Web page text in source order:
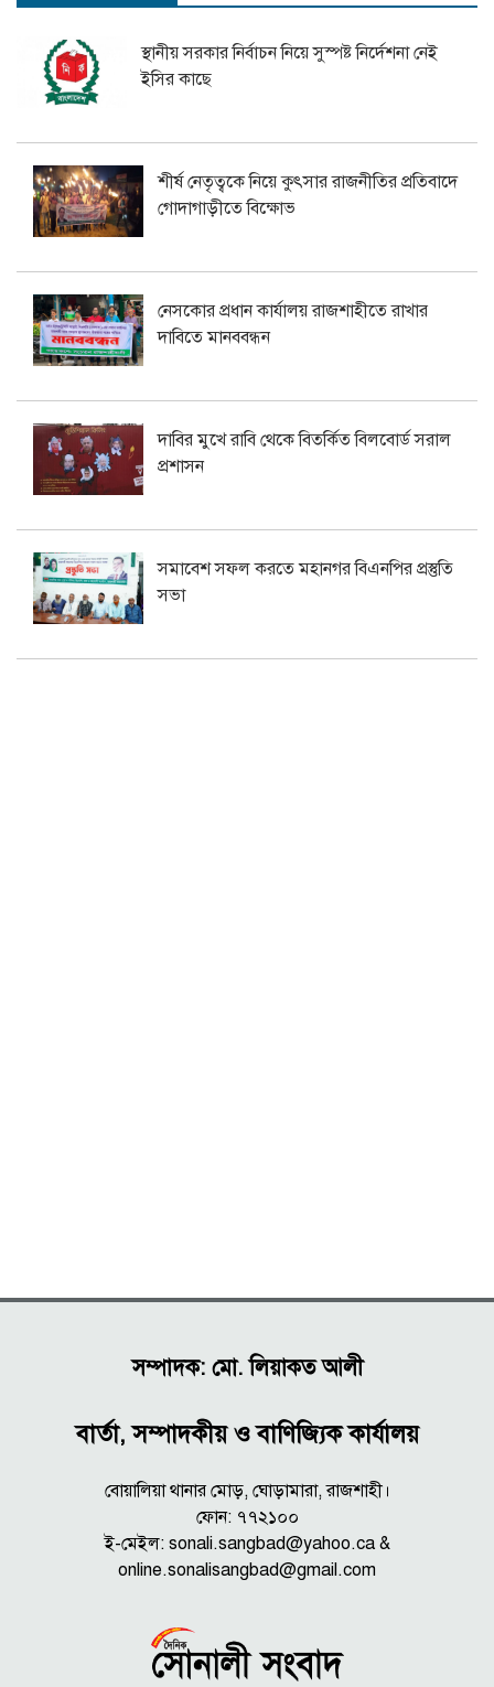
স্থানীয় সরকার নির্বাচন নিয়ে সুস্পষ্ট নির্দেশনা নেই
ইসির কাছে
শীর্ষ নেতৃত্বকে নিয়ে কুৎসার রাজনীতির প্রতিবাদে
গোদাগাড়ীতে বিক্ষোভ
নেসকোর প্রধান কার্যালয় রাজশাহীতে রাখার
দাবিতে মানববন্ধন
দাবির মুখে রাবি থেকে বিতর্কিত বিলবোর্ড সরাল
প্রশাসন
সমাবেশ সফল করতে মহানগর বিএনপির প্রস্তুতি
সভা
সম্পাদক: মো. লিয়াকত আলী
বার্তা, সম্পাদকীয় ও বাণিজ্যিক কার্যালয়
বোয়ালিয়া থানার মোড়, ঘোড়ামারা, রাজশাহী।
ফোন: ৭৭২১০০
ই-মেইল: sonali.sangbad@yahoo.ca &
online.sonalisangbad@gmail.com